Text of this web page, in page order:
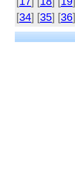
[34] [35] [36